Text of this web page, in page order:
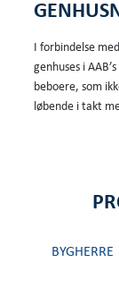
I forbindelse
genhuses i
beboere, som
løbende i takt
BYGHERRE